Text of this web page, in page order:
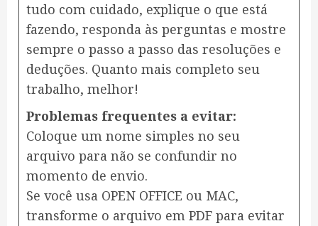
tudo com cuidado, explique o que está
fazendo, responda às perguntas e mostre
sempre o passo a passo das resoluções e
deduções. Quanto mais completo seu
trabalho, melhor!
Problemas frequentes a evitar:
Coloque um nome simples no seu
arquivo para não se confundir no
momento de envio.
Se você usa OPEN OFFICE ou MAC,
transforme o arquivo em PDF para evitar